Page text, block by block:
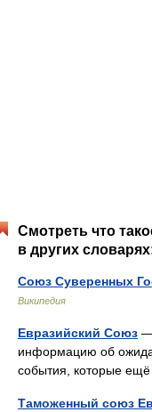
Смотреть что
в других
Союз Суверенных
Википедия
Евразийский Союз —
информацию об
события, которые
Таможенный союз